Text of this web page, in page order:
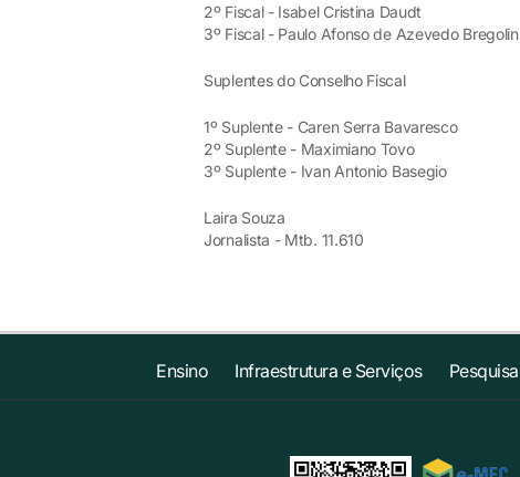
2º Fiscal - Isabel Cristina Daudt
3º Fiscal - Paulo Afonso de Azevedo Bregolin
Suplentes do Conselho Fiscal
1º Suplente - Caren Serra Bavaresco
2º Suplente - Maximiano Tovo
3º Suplente - Ivan Antonio Basegio
Laira Souza
Jornalista - Mtb. 11.610
Ensino Infraestrutura e Serviços Pesquisa